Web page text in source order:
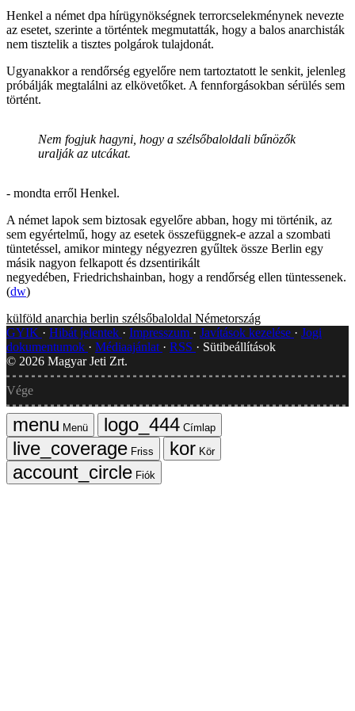
Henkel a német dpa hírügynökségnek terrorcselekménynek nevezte
az esetet, szerinte a történtek megmutatták, hogy a balos anarchisták
nem tisztelik a tisztes polgárok tulajdonát.
Ugyanakkor a rendőrség egyelőre nem tartoztatott le senkit, jelenleg
próbálják megtalálni az elkövetőket. A fennforgásokban sérülés sem
történt.
Nem fogjuk hagyni, hogy a szélsőbaloldali bűnözők
uralják az utcákat.
- mondta erről Henkel.
A német lapok sem biztosak egyelőre abban, hogy mi történik, az
sem egyértelmű, hogy az esetek összefüggnek-e azzal a szombati
tüntetéssel, amikor mintegy négyezren gyűltek össze Berlin egy
másik nagyon felkapott és dzsentirikált
negyedében, Friedrichshainban, hogy a rendőrség ellen tüntessenek.
(dw)
külföld anarchia berlin szélsőbaloldal Németország
GYIK
Hibát jelentek Impresszum Javítások kezelése
Jogi
dokumentumok
Médiaajánlat RSS
Sütibeállítások
© 2026 Magyar Jeti Zrt.
Vége
Menü
Címlap
Friss
Kör
Fiók